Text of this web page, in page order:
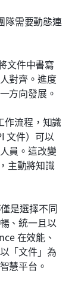
隊需要動態連
文件中書寫
對齊。進度
方向發展。
作流程，知識
文件）可以
員。這改變
主動將知識
是選擇不同
、統一且以
在效能、
「文件」為
慧平台。